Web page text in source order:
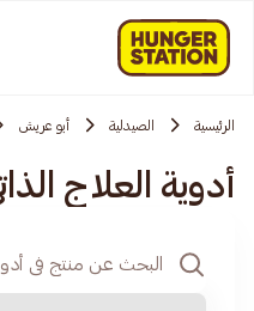
الرئيسية الصيدلية أبو عريش
أدوية العلاج